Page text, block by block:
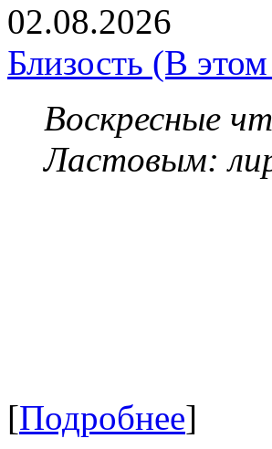
02.08.2026
Близость (В
Воскресные
Ластовым:
[Подробнее]